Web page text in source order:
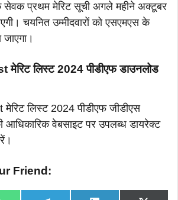
सेवक प्रथम मेरिट सूची अगले महीने अक्टूबर
चयनित उम्मीदवारों को एसएमएस के
मेरिट लिस्ट 2024 पीडीएफ डाउनलोड
मेरिट लिस्ट 2024 पीडीएफ जीडीएस
वेबसाइट पर उपलब्ध डायरेक्ट
Friend: